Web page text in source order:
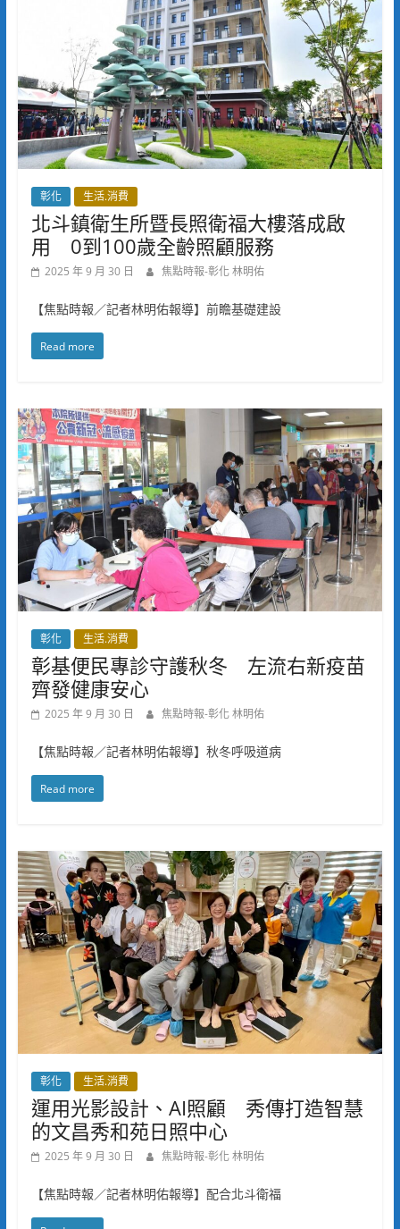
彰化 生活.消費
北斗鎮衛生所暨長照衛福大樓落成啟
用 0到100歲全齡照顧服務
2025 年 9 月 30 日 焦點時報-彰化 林明佑
【焦點時報／記者林明佑報導】前瞻基礎建設
Read more
彰化 生活.消費
彰基便民專診守護秋冬 左流右新疫苗
齊發健康安心
2025 年 9 月 30 日 焦點時報-彰化 林明佑
【焦點時報／記者林明佑報導】秋冬呼吸道病
Read more
彰化 生活.消費
運用光影設計、AI照顧 秀傳打造智慧
的文昌秀和苑日照中心
2025 年 9 月 30 日 焦點時報-彰化 林明佑
【焦點時報／記者林明佑報導】配合北斗衛福